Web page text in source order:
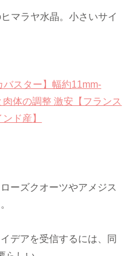
マラヤ水晶。小さいサイ
スター】幅約11mm-
体の調整 激安【フランス
ド産】
ーズクオーツやアメジス
デアを受信するには、同